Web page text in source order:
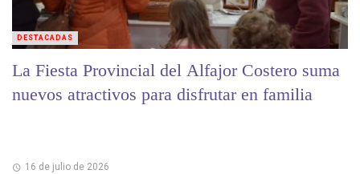
La Fiesta Provincial del Alfajor Costero suma
nuevos atractivos para disfrutar en familia
16 de julio de 2026
DESTACADAS